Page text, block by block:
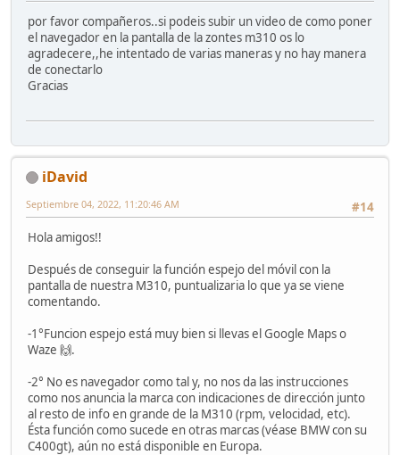
por favor compañeros..si podeis subir un video de como poner
el navegador en la pantalla de la zontes m310 os lo
agradecere,,he intentado de varias maneras y no hay manera
de conectarlo
Gracias
iDavid
#14
Septiembre 04, 2022, 11:20:46 AM
Hola amigos!!
Después de conseguir la función espejo del móvil con la
pantalla de nuestra M310, puntualizaria lo que ya se viene
comentando.
-1°Funcion espejo está muy bien si llevas el Google Maps o
Waze 🙌.
-2° No es navegador como tal y, no nos da las instrucciones
como nos anuncia la marca con indicaciones de dirección junto
al resto de info en grande de la M310 (rpm, velocidad, etc).
Ésta función como sucede en otras marcas (véase BMW con su
C400gt), aún no está disponible en Europa.